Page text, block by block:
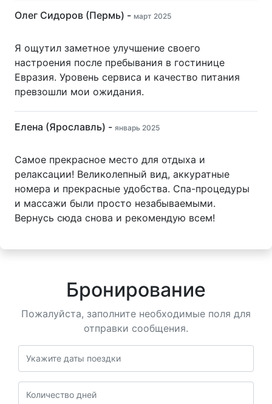
Олег Сидоров (Пермь) - март 2025
Я ощутил заметное улучшение своего
настроения после пребывания в гостинице
Евразия. Уровень сервиса и качество питания
превзошли мои ожидания.
Елена (Ярославль) - январь 2025
Самое прекрасное место для отдыха и
релаксации! Великолепный вид, аккуратные
номера и прекрасные удобства. Спа-процедуры
и массажи были просто незабываемыми.
Вернусь сюда снова и рекомендую всем!
Бронирование
Пожалуйста, заполните необходимые поля для
отправки сообщения.